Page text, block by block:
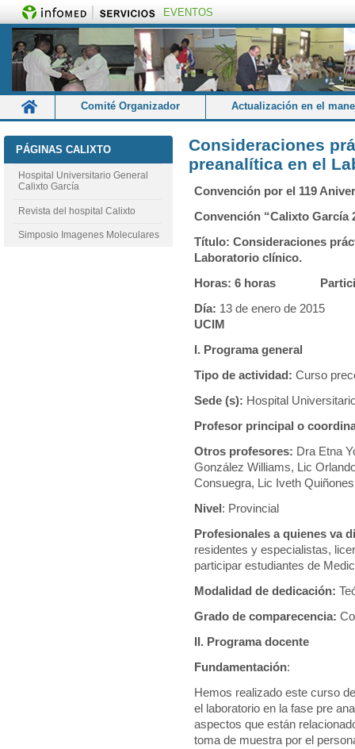
EVENTOS
Comité Organizador
Actualización en el
Alergia alimentaria. Nociones útiles para su comprensión y
Aplicaciones clínicas del Doppler transcraneal en el paciente
Aspectos metodológicos a considerar en el control de una
Consideraciones prácticas de la fase preanalítica en el
Ecocardiografía. Manejo práctico en el paciente pre-quirúrgico y
El estrés oxidativo y la señalización celular (II).
Enfermedades Crónicas no Transmisibles: Actualización
Manejo de los tumores de glándulas salivales.
Medio
Monitorización Ambulatoria de Presión Arterial: novedades y
Nuevos enfoques diagnósticos y terapéuticos en el manejo del
Redacción Científica según Vancouver 2013.
Traumatología maxilofacial
PÁGINAS CALIXTO
Hospital Universitario General
Calixto García
Revista del hospital Calixto
Simposio Imagenes Moleculares
Consideraciones
preanalítica en el
Convención por el 119
Convención “Calixto García
Título: Consideraciones
Laboratorio clínico.
Horas: 6 horas
Día: 13 de
UCIM
I. Programa general
Tipo de actividad: Curso
Sede (s): Hospital
Profesor principal o
Otros profesores: Dra Etna
González Williams, Lic
Consuegra, Lic Iveth
Nivel : Provincial
Profesionales a quienes va
residentes y especialistas,
participar estudiantes de
Modalidad de dedicación:
Grado de comparecencia:
II. Programa docente
Fundamentación:
Hemos realizado este curso
el laboratorio en la fase pre
aspectos que están
toma de muestra por el